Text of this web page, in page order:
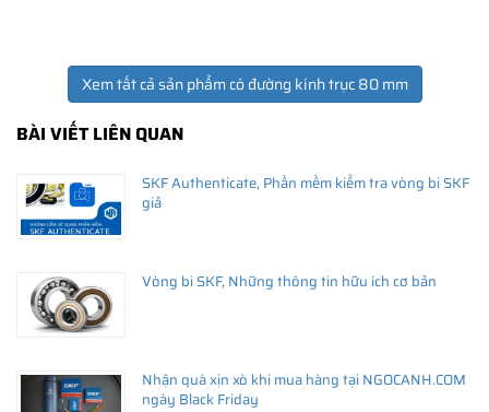
Xem tất cả sản phẩm có đường kính trục 80 mm
BÀI VIẾT LIÊN QUAN
SKF Authenticate, Phần mềm kiểm tra vòng bi SKF
giả
Vòng bi SKF, Những thông tin hữu ích cơ bản
Nhận quà xịn xò khi mua hàng tại NGOCANH.COM
ngày Black Friday